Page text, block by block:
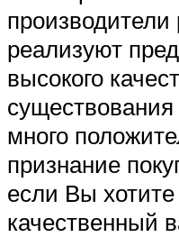
реализуют
высокого
много
признание
если Вы
качественный